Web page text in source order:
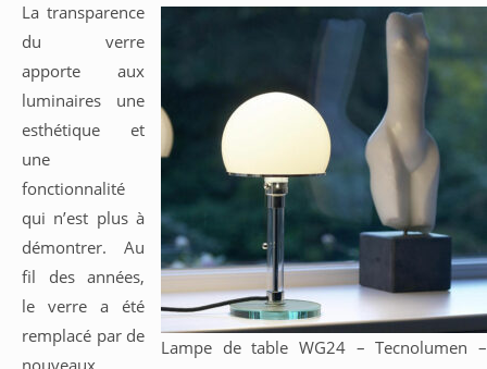
Lampe de table WG24 – Tecnolumen –
La transparence
du verre
apporte aux
luminaires une
esthétique et
une
fonctionnalité
qui n’est plus à
démontrer. Au
fil des années,
le verre a été
remplacé par de